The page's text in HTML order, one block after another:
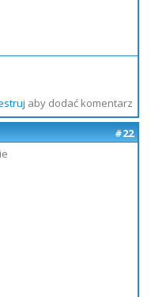
aby dodać komentarz
#22